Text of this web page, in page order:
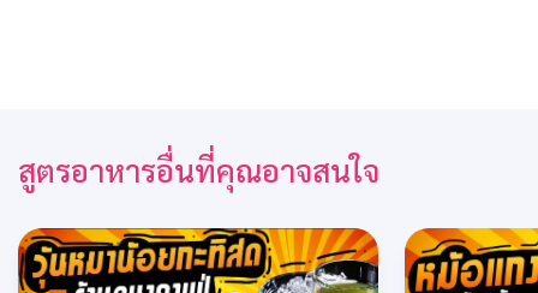
สูตรอาหารอื่นที่คุณอาจสนใจ